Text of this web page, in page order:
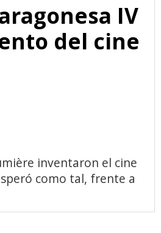
IV
del cine
inventaron el cine
como tal, frente a